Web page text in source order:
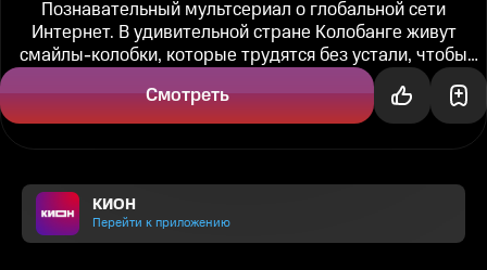
Познавательный мультсериал о глобальной сети
Интернет. В удивительной стране Колобанге живут
смайлы-колобки, которые трудятся без устали, чтобы
каждое сообщение в мессенджере...
Смотреть
КИОН
Перейти к приложению